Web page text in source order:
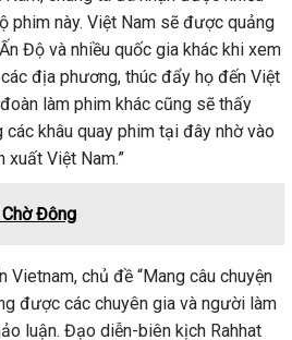
phim này. Việt Nam sẽ được quảng
Độ và nhiều quốc gia khác khi xem
địa phương, thúc đẩy họ đến Việt
làm phim khác cũng sẽ thấy
khâu quay phim tại đây nhờ vào
xuất Việt Nam.”
Đông
chủ đề “Mang câu chuyện
được các chuyên gia và người làm
luận. Đạo diễn-biên kịch Rahhat